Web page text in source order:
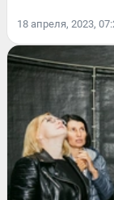
18 апреля, 2023,